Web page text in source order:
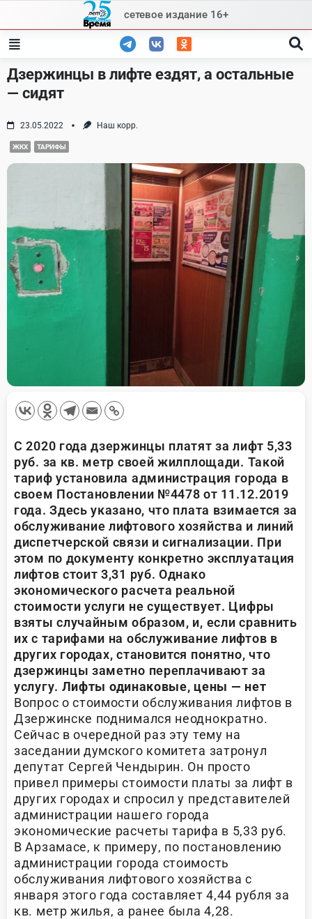
content
сетевое издание 16+
Дзержинцы в лифте ездят, а остальные
— сидят
23.05.2022 Наш корр.
ЖКХ ТАРИФЫ
С 2020 года дзержинцы платят за лифт 5,33
руб. за кв. метр своей жилплощади. Такой
тариф установила администрация города в
своем Постановлении №4478 от 11.12.2019
года. Здесь указано, что плата взимается за
обслуживание лифтового хозяйства и линий
диспетчерской связи и сигнализации. При
этом по документу конкретно эксплуатация
лифтов стоит 3,31 руб. Однако
экономического расчета реальной
стоимости услуги не существует. Цифры
взяты случайным образом, и, если сравнить
их с тарифами на обслуживание лифтов в
других городах, становится понятно, что
дзержинцы заметно переплачивают за
услугу. Лифты одинаковые, цены — нет
Вопрос о стоимости обслуживания лифтов в
Дзержинске поднимался неоднократно.
Сейчас в очередной раз эту тему на
заседании думского комитета затронул
депутат Сергей Чендырин. Он просто
привел примеры стоимости платы за лифт в
других городах и спросил у представителей
администрации нашего города
экономические расчеты тарифа в 5,33 руб.
В Арзамасе, к примеру, по постановлению
администрации города стоимость
обслуживания лифтового хозяйства с
января этого года составляет 4,44 рубля за
кв. метр жилья, а ранее была 4,28.